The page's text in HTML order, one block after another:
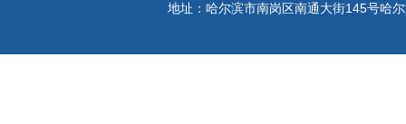
地址：哈尔滨市南岗区南通大街145号哈